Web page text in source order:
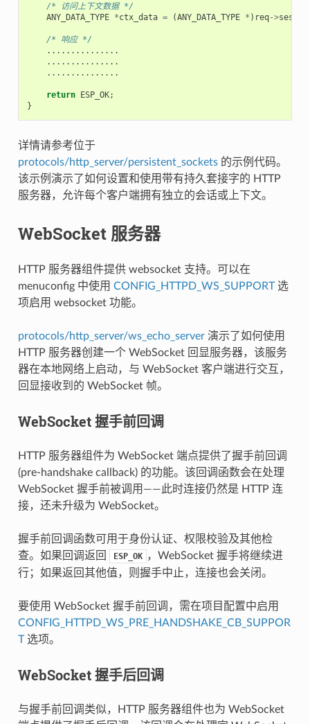
/* 访问上下文数据 */
ANY_DATA_TYPE *ctx_data = (ANY_DATA_TYPE * ) req->
/* 响应 */
...............
...............
...............
return ESP_OK;
}
详情请参考位于
protocols/http_server/persistent_sockets的示例代码。
该示例演示了如何设置和使用带有持久套接字的 HTTP
服务器，允许每个客户端拥有独立的会话或上下文。
WebSocket 服务器
HTTP 服务器组件提供 websocket 支持。可以在
menuconfig 中使用 CONFIG_HTTPD_WS_SUPPORT选
项启用 websocket 功能。
protocols/http_server/ws_echo_server演示了如何使用
HTTP 服务器创建一个 WebSocket 回显服务器，该服务
器在本地网络上启动，与 WebSocket 客户端进行交互，
回显接收到的 WebSocket 帧。
WebSocket 握手前回调
HTTP 服务器组件为 WebSocket 端点提供了握手前回调
(pre-handshake callback) 的功能。该回调函数会在处理
WebSocket 握手前被调用——此时连接仍然是 HTTP 连
接，还未升级为 WebSocket。
握手前回调函数可用于身份认证、权限校验及其他检
查。如果回调返回
ESP_OK ，WebSocket 握手将继续进
行；如果返回其他值，则握手中止，连接也会关闭。
要使用 WebSocket 握手前回调，需在项目配置中启用
CONFIG_HTTPD_WS_PRE_HANDSHAKE_CB_SUPPOR
T选项。
WebSocket 握手后回调
与握手前回调类似，HTTP 服务器组件也为 WebSocket